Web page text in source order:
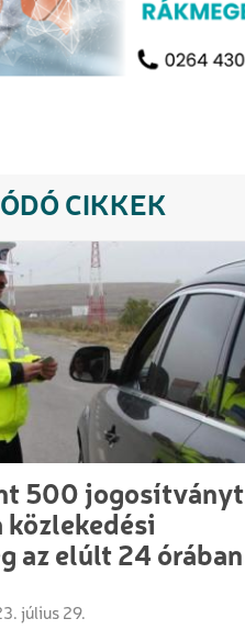
CIKKEK
500 jogosítványt
közlekedési
az elúlt 24 órában
július 29.